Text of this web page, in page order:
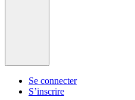
Se connecter
S’inscrire